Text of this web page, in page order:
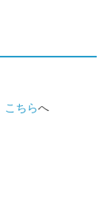
こちらへ